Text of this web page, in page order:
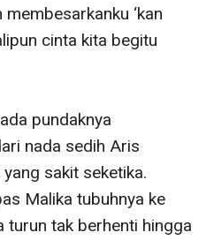
‘kan
cinta kita begitu
pundaknya
nada sedih Aris
sakit seketika.
Malika tubuhnya ke
turun tak berhenti hingga